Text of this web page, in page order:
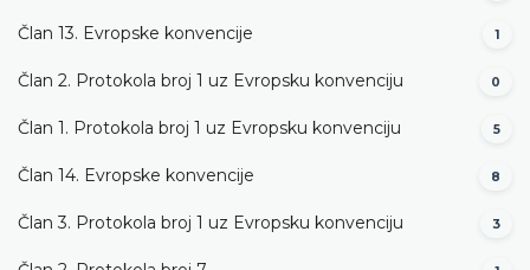
Član 13. Evropske konvencije 1
Član 2. Protokola broj 1 uz Evropsku konvenciju 0
Član 1. Protokola broj 1 uz Evropsku konvenciju 5
Član 14. Evropske konvencije 8
Član 3. Protokola broj 1 uz Evropsku konvenciju 3